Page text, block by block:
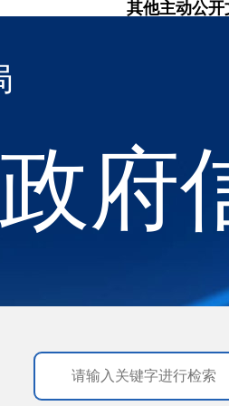
其他主动公
政府